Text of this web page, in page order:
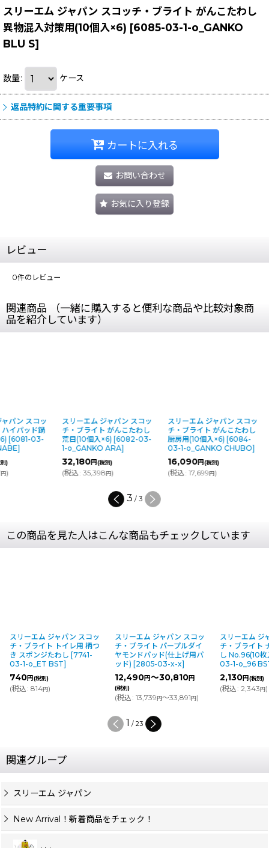
スリーエム ジャパン スコッチ・ブライト がんこたわし
異物混入対策用(10個入×6) [6085-03-1-o_GANKO
BLU S]
数量: ケース
返品特約に関する重要事項
カートに入れる
お問い合わせ
お気に入り登録
レビュー
0件のレビュー
関連商品 （一緒に購入すると便利な商品や比較対象商
品を紹介しています）
パン スコッ
イパッド鍋
[6081-03-
]
)
円)
スリーエム ジャパン スコッ
チ・ブライト がんこたわし
荒目(10個入×6) [6082-03-
1-o_GANKO ARA]
32,180円(税別)
(税込: 35,398円)
スリーエム ジャパン スコッ
チ・ブライト がんこたわし
厨房用(10個入×6) [6084-
03-1-o_GANKO CHUBO]
16,090円(税別)
(税込: 17,699円)
3 / 3
この商品を見た人はこんな商品もチェックしています
スリーエム ジャパン スコッ
チ・ブライト トイレ用 柄つ
き スポンジたわし [7741-
03-1-o_ET BST]
740円(税別)
(税込: 814円)
スリーエム ジャパン スコッ
チ・ブライト パープルダイ
ヤモンドパッド(仕上げ用パ
ッド) [2805-03-x-x]
12,490円～30,810円
(税別)
(税込: 13,739円～33,891円)
スリーエム ジ
チ・ブライト
し No.96(10枚
03-1-o_96
2,130円(税別)
(税込: 2,343円)
1 / 23
関連グループ
スリーエム ジャパン
New Arrival！新着商品をチェック！